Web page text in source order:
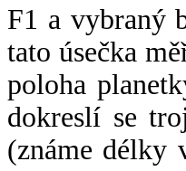
F1 a vybraný
tato úsečka
poloha
dokreslí se
(známe délky